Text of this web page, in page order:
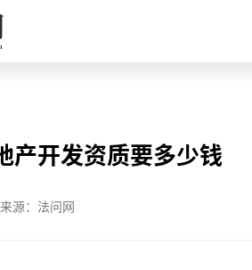
产开发资质要多少钱
来源：法问网